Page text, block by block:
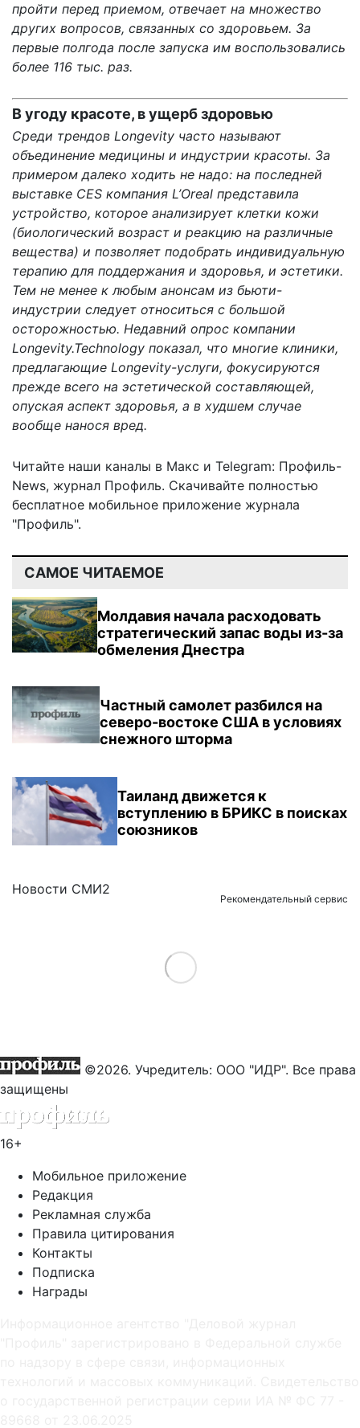
пройти перед приемом, отвечает на множество
других вопросов, связанных со здоровьем. За
первые полгода после запуска им воспользовались
более 116 тыс. раз.
В угоду красоте, в ущерб здоровью
Среди трендов Longevity часто называют
объединение медицины и индустрии красоты. За
примером далеко ходить не надо: на последней
выставке CES компания L’Oreal представила
устройство, которое анализирует клетки кожи
(биологический возраст и реакцию на различные
вещества) и позволяет подобрать индивидуальную
терапию для поддержания и здоровья, и эстетики.
Тем не менее к любым анонсам из бьюти-
индустрии следует относиться с большой
осторожностью. Недавний опрос компании
Longevity.Technology показал, что многие клиники,
предлагающие Longevity-услуги, фокусируются
прежде всего на эстетической составляющей,
опуская аспект здоровья, а в худшем случае
вообще нанося вред.
Читайте наши каналы в Макс и Telegram: Профиль-
News, журнал Профиль. Скачивайте полностью
бесплатное мобильное приложение журнала
"Профиль".
САМОЕ ЧИТАЕМОЕ
Молдавия начала расходовать
стратегический запас воды из-за
обмеления Днестра
Частный самолет разбился на
северо-востоке США в условиях
снежного шторма
Таиланд движется к
вступлению в БРИКС в поисках
союзников
Новости СМИ2
Рекомендательный сервис
Load More
©2026. Учредитель: ООО "ИДР". Все права
защищены
16+
Мобильное приложение
Редакция
Рекламная служба
Правила цитирования
Контакты
Подписка
Награды